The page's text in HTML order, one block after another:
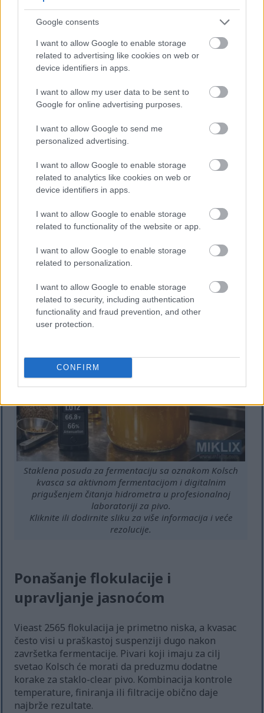
Google consents
I want to allow Google to enable storage
related to advertising like cookies on web or
device identifiers in apps.
I want to allow my user data to be sent to
Google for online advertising purposes.
I want to allow Google to send me
personalized advertising.
I want to allow Google to enable storage
related to analytics like cookies on web or
device identifiers in apps.
I want to allow Google to enable storage
related to functionality of the website or app.
I want to allow Google to enable storage
related to personalization.
I want to allow Google to enable storage
related to security, including authentication
functionality and fraud prevention, and other
user protection.
CONFIRM
Kolsch-stil piva su obično niže u ABV. Visoke
gravitacije piva može da promeni ravnotežu
estra i telo. Koristite ovu toleranciju da
istražite jače ale, ali pažljivo pratite promene
ukusa.
Podešavanje kaše i OGLowering temperature
kaše (148–152 ° F) povećava fermentabilnost.
Ovo pomaže da soj dostigne svoj opseg
puniji osećaj u ustima, lagano podignite
temperaturu kaše ili dodajte dekstrin slad. Ovo
održavanje ravnoteže. Za recepte sa višim ABV,
zateturajte fermentabilne ili dodajte
jednostavne šećere. Time se izbegava
preterana grubost dok se koristi tolerancija
kvasca na alkohol.
Prilikom izrade recepta, koristite kalkulatore kvasca
sa 73–77% slabljenja na umu. Faktor u očekivanoj
efikasnosti kaše za pouzdano predviđanje Kolsch
konačne gravitacije. Ovaj pristup pomaže da se
izbegnu iznenađenja u telu i pitkosti.
Staklena posuda za fermentaciju sa oznakom Kolsch
kvasca sa aktivnom fermentacijom i digitalnim
prigušenjem čitanja hidrometra u profesionalnoj
laboratoriji za pivo.
Kliknite ili dodirnite sliku za više informacija i veće
rezolucije.
Ponašanje flokulacije i
upravljanje jasnoćom
Vieast 2565 flokulacija je primetno niska, a kvasac
često visi u praškastoj suspenziji dugo nakon
završetka fermentacije. Pivari koji imaju za cilj
svetao Kolsch će morati da preduzmu dodatne
korake za staklo-clear pivo. Kombinacija kontrole
temperature, finiranja ili filtracije obično daje
najbrže rezultate.